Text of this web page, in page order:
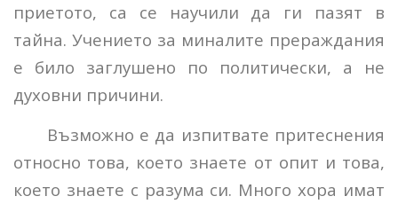
приетото, са се научили да ги пазят в
тайна. Учението за миналите прераждания
е било заглушено по политически, а не
духовни причини.
Възможно е да изпитвате притеснения
относно това, което знаете от опит и това,
което знаете с разума си. Много хора имат